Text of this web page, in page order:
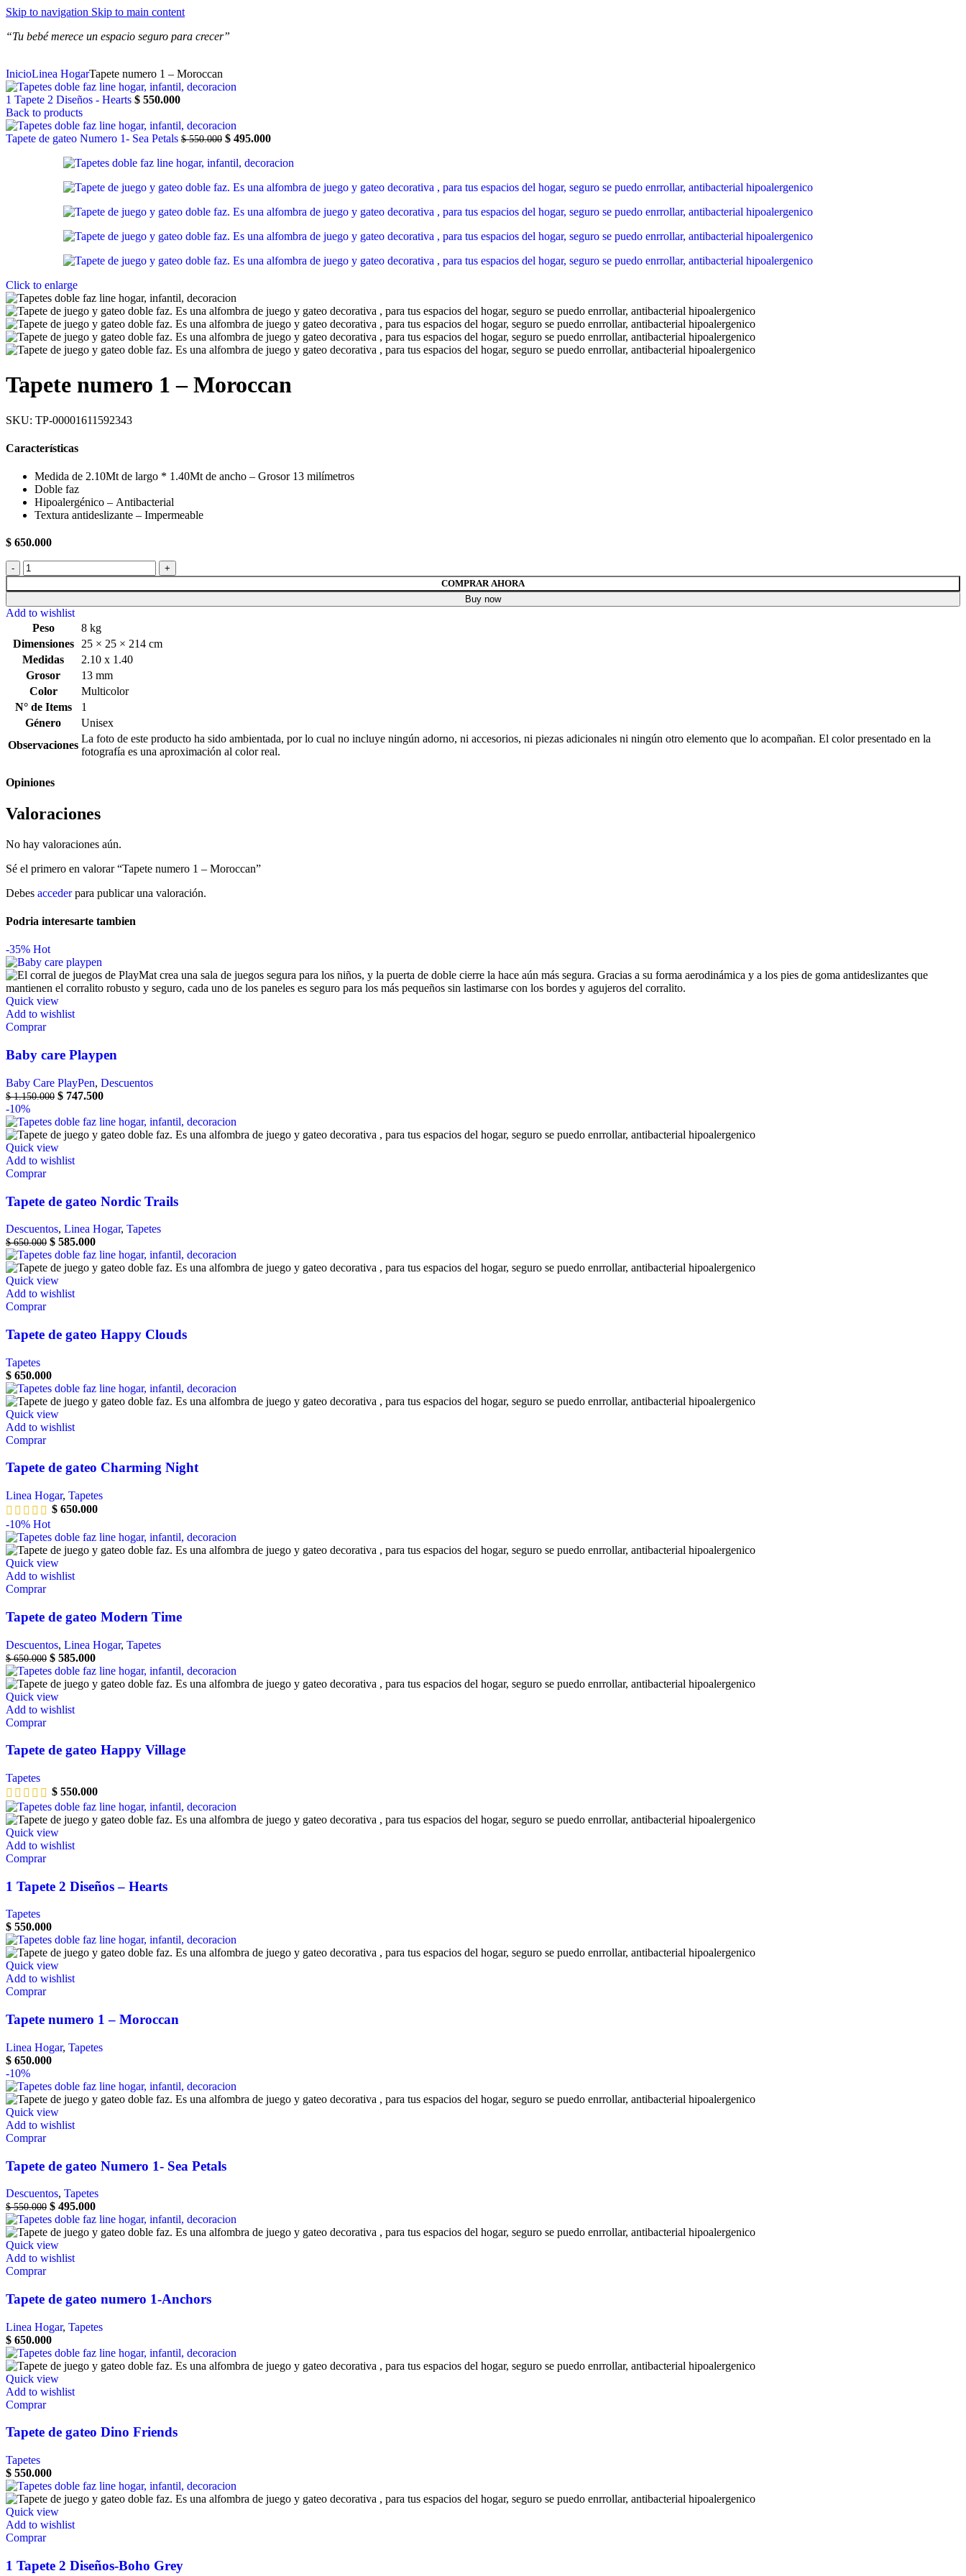
Skip to navigation Skip to main content
“Tu bebé merece un espacio seguro para crecer”
InicioLinea HogarTapete numero 1 – Moroccan
1 Tapete 2 Diseños - Hearts $ 550.000
Back to products
Tapete de gateo Numero 1- Sea Petals $550.000 $ 495.000
Click to enlarge
Tapete numero 1 – Moroccan
SKU: TP-00001611592343
Características
Medida de 2.10Mt de largo * 1.40Mt de ancho – Grosor 13 milímetros
Doble faz
Hipoalergénico – Antibacterial
Textura antideslizante – Impermeable
$ 650.000
COMPRAR AHORA
Buy now
Add to wishlist
Peso
8 kg
Dimensiones
25 × 25 × 214 cm
Medidas
2.10 x 1.40
Grosor
13 mm
Color
Multicolor
N° de Items
1
Género
Unisex
Observaciones
La foto de este producto ha sido ambientada, por lo cual no incluye ningún adorno, ni accesorios, ni piezas adicionales ni ningún otro elemento que lo acompañan. El color presentado en la
fotografía es una aproximación al color real.
Opiniones
Valoraciones
No hay valoraciones aún.
Sé el primero en valorar “Tapete numero 1 – Moroccan”
Debes accederpara publicar una valoración.
Podria interesarte tambien
-35% Hot
Quick view
Add to wishlist
Comprar
Baby care Playpen
Baby Care PlayPen, Descuentos
$1.150.000 $ 747.500
-10%
Quick view
Add to wishlist
Comprar
Tapete de gateo Nordic Trails
Descuentos, Linea Hogar, Tapetes
$650.000 $ 585.000
Quick view
Add to wishlist
Comprar
Tapete de gateo Happy Clouds
Tapetes
$ 650.000
Quick view
Add to wishlist
Comprar
Tapete de gateo Charming Night
Linea Hogar, Tapetes
$ 650.000
-10% Hot
Quick view
Add to wishlist
Comprar
Tapete de gateo Modern Time
Descuentos, Linea Hogar, Tapetes
$650.000 $ 585.000
Quick view
Add to wishlist
Comprar
Tapete de gateo Happy Village
Tapetes
$ 550.000
Quick view
Add to wishlist
Comprar
1 Tapete 2 Diseños – Hearts
Tapetes
$ 550.000
Quick view
Add to wishlist
Comprar
Tapete numero 1 – Moroccan
Linea Hogar, Tapetes
$ 650.000
-10%
Quick view
Add to wishlist
Comprar
Tapete de gateo Numero 1- Sea Petals
Descuentos, Tapetes
$550.000 $ 495.000
Quick view
Add to wishlist
Comprar
Tapete de gateo numero 1-Anchors
Linea Hogar, Tapetes
$ 650.000
Quick view
Add to wishlist
Comprar
Tapete de gateo Dino Friends
Tapetes
$ 550.000
Quick view
Add to wishlist
Comprar
1 Tapete 2 Diseños-Boho Grey